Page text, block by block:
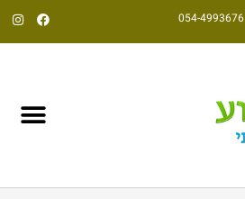
054-4993676